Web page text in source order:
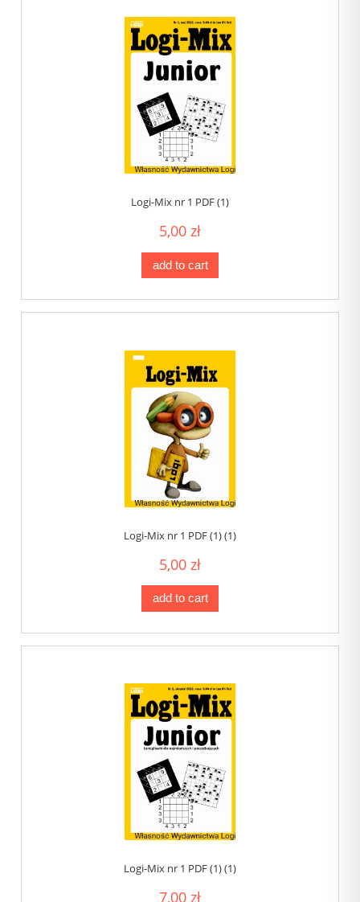
Logi-Mix nr 1 PDF (1)
5,00 zł
add to cart
Logi-Mix nr 1 PDF (1) (1)
5,00 zł
add to cart
Logi-Mix nr 1 PDF (1) (1)
7,00 zł